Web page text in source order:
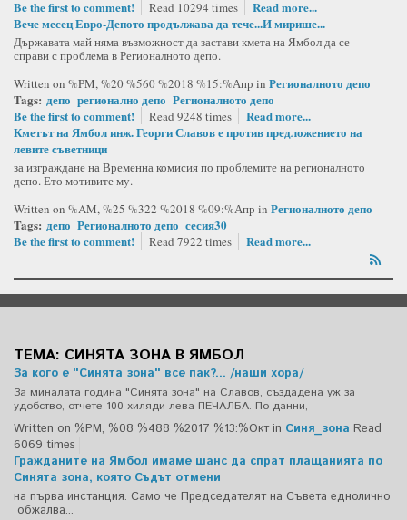
Be the first to comment!
Read 10294 times
Read more...
Вече месец Евро-Депото продължава да тече...И мирише...
Държавата май няма възможност да застави кмета на Ямбол да се
справи с проблема в Регионалното депо.
Written on %PM, %20 %560 %2018 %15:%Апр in Регионалното депо
Tags: депо регионално депо Регионалното депо
Be the first to comment!
Read 9248 times
Read more...
Кметът на Ямбол инж. Георги Славов е против предложението на
левите съветници
за изграждане на Временна комисия по проблемите на регионалното
депо. Ето мотивите му.
Written on %AM, %25 %322 %2018 %09:%Апр in Регионалното депо
Tags: депо Регионалното депо сесия30
Be the first to comment!
Read 7922 times Read more...
ТЕМА: СИНЯТА ЗОНА В ЯМБОЛ
За кого е "Синята зона" все пак?... /наши хора/
За миналата година "Синята зона" на Славов, създадена уж за
удобство, отчете 100 хиляди лева ПЕЧАЛБА. По данни,
Written on %PM, %08 %488 %2017 %13:%Октin Синя_зона Read
6069 times
Гражданите на Ямбол имаме шанс да спрат плащанията по
Синята зона, която Съдът отмени
на първа инстанция. Само че Председателят на Съвета еднолично
обжалва...